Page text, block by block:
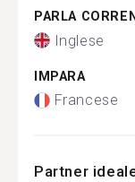
PARLA
Inglese
IMPARA
Francese
Partner